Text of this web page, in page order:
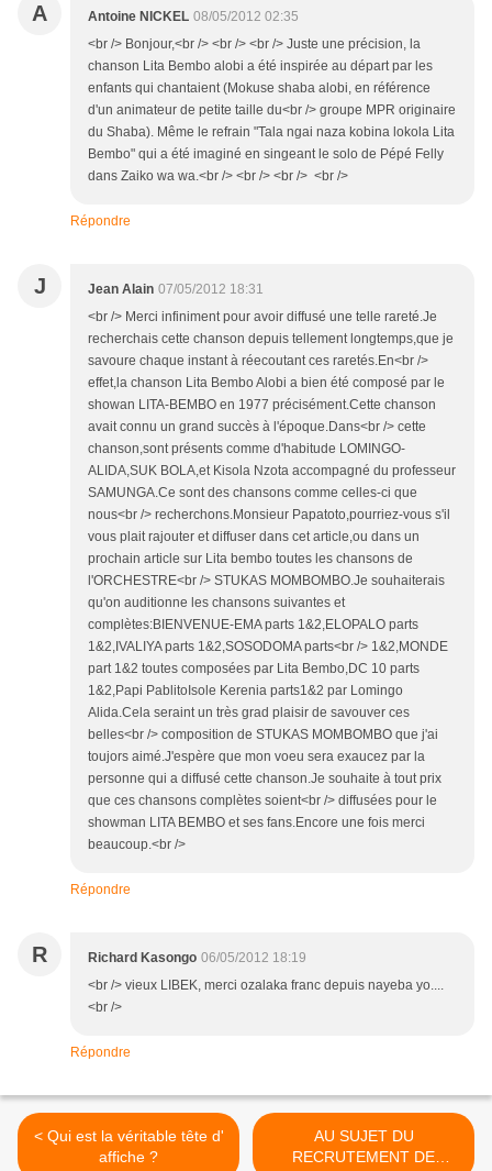
A Antoine NICKEL 08/05/2012 02:35
<br /> Bonjour,<br /> <br /> <br /> Juste une précision, la
chanson Lita Bembo alobi a été inspirée au départ par les
enfants qui chantaient (Mokuse shaba alobi, en référence
d'un animateur de petite taille du<br /> groupe MPR originaire
du Shaba). Même le refrain "Tala ngai naza kobina lokola Lita
Bembo" qui a été imaginé en singeant le solo de Pépé Felly
dans Zaiko wa wa.<br /> <br /> <br /> <br />
Répondre
J Jean Alain 07/05/2012 18:31
<br /> Merci infiniment pour avoir diffusé une telle rareté.Je
recherchais cette chanson depuis tellement longtemps,que je
savoure chaque instant à réecoutant ces raretés.En<br />
effet,la chanson Lita Bembo Alobi a bien été composé par le
showan LITA-BEMBO en 1977 précisément.Cette chanson
avait connu un grand succès à l'époque.Dans<br /> cette
chanson,sont présents comme d'habitude LOMINGO-
ALIDA,SUK BOLA,et Kisola Nzota accompagné du professeur
SAMUNGA.Ce sont des chansons comme celles-ci que
nous<br /> recherchons.Monsieur Papatoto,pourriez-vous s'il
vous plait rajouter et diffuser dans cet article,ou dans un
prochain article sur Lita bembo toutes les chansons de
l'ORCHESTRE<br /> STUKAS MOMBOMBO.Je souhaiterais
qu'on auditionne les chansons suivantes et
complètes:BIENVENUE-EMA parts 1&2,ELOPALO parts
1&2,IVALIYA parts 1&2,SOSODOMA parts<br /> 1&2,MONDE
part 1&2 toutes composées par Lita Bembo,DC 10 parts
1&2,Papi PablitoIsole Kerenia parts1&2 par Lomingo
Alida.Cela seraint un très grad plaisir de savouver ces
belles<br /> composition de STUKAS MOMBOMBO que j'ai
toujors aimé.J'espère que mon voeu sera exaucez par la
personne qui a diffusé cette chanson.Je souhaite à tout prix
que ces chansons complètes soient<br /> diffusées pour le
showman LITA BEMBO et ses fans.Encore une fois merci
beaucoup.<br />
Répondre
R Richard Kasongo 06/05/2012 18:19
<br /> vieux LIBEK, merci ozalaka franc depuis nayeba yo....
<br />
Répondre
< Qui est la véritable tête d'
affiche ?
AU SUJET DU
RECRUTEMENT DE